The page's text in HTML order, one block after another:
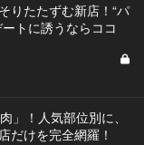
りたたずむ新店！“パ
トに誘うならココ
」！人気部位別に、
だけを完全網羅！